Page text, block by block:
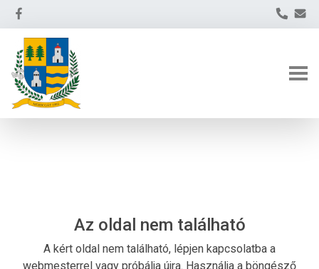
Az oldal nem található
A kért oldal nem található, lépjen kapcsolatba a
webmesterrel vagy próbálja újra. Használja a böngésző